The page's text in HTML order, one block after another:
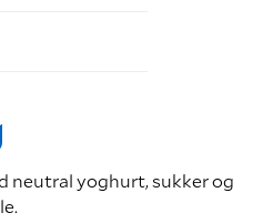
neutral yoghurt, sukker og